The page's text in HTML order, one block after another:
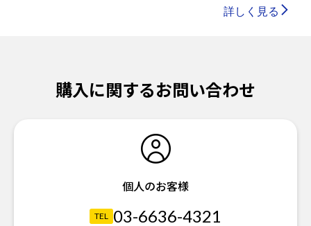
詳しく見る
購入に関するお問い合わせ
個人のお客様
TEL 03-6636-4321